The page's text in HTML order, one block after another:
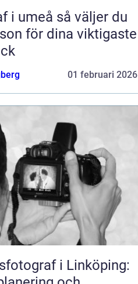
så väljer du
för dina viktigaste
01 februari 2026
i Linköping: